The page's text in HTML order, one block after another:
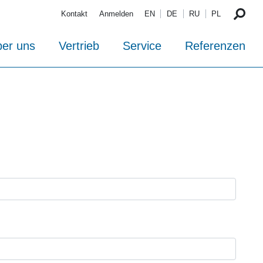
Kontakt Anmelden EN DE RU PL
uns Vertrieb Service Referenzen